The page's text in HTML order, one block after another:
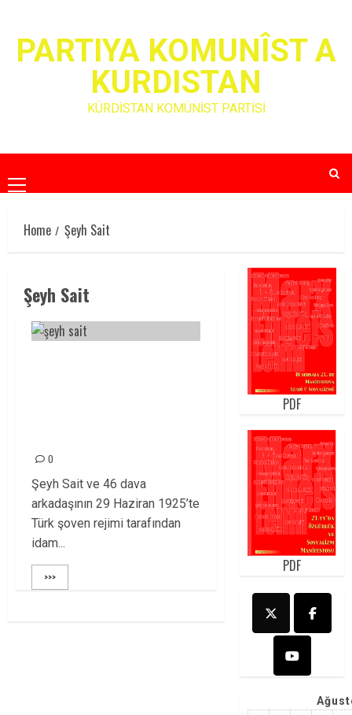
contentPARTIYA KOMUNÎST A
KURDISTAN
KÜRDİSTAN KOMÜNİST PARTİSİ
Primary
Menu
Home
Şeyh Sait
Şeyh Sait
0
Şeyh Sait ve 46 dava
arkadaşının 29 Haziran 1925’te
Türk şoven rejimi tarafından
idam...
>>>
PDF
PDF